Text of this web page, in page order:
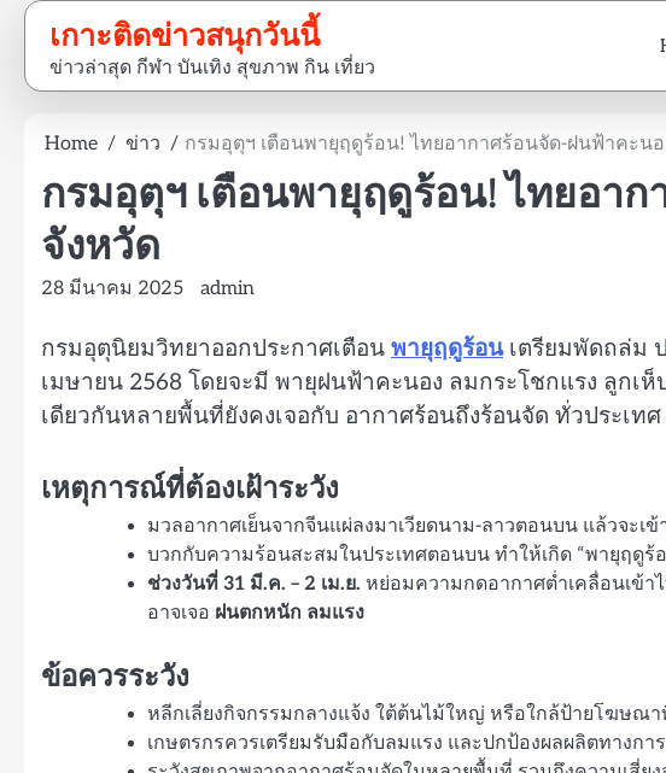
Skip
content
เกาะติดข่าวสนุกวันนี้
ข่าวล่าสุด กีฬา บันเทิง สุขภาพ กิน เที่ยว
Home ข่าว กรมอุตุฯ เตือนพายุฤดูร้อน! ไทยอากาศร้อนจัด-ฝนฟ้าคะนอ
กรมอุตุฯ เตือนพายุฤดูร้อน! ไทยอา
จังหวัด
28 มีนาคม 2025 admin
กรมอุตุนิยมวิทยาออกประกาศเตือน พายุฤดูร้อนเตรียมพัดถล่ม
เมษายน 2568 โดยจะมี พายุฝนฟ้าคะนอง ลมกระโชกแรง ลูก
เดียวกันหลายพื้นที่ยังคงเจอกับ อากาศร้อนถึงร้อนจัด ทั่วประเทศ
เหตุการณ์ที่ต้องเฝ้าระวัง
มวลอากาศเย็นจากจีนแผ่ลงมาเวียดนาม-ลาวตอนบน แล้วจะเ
บวกกับความร้อนสะสมในประเทศตอนบน ทำให้เกิด “พายุฤดูร้
ช่วงวันที่ 31 มี.ค. – 2 เม.ย. หย่อมความกดอากาศต่ำเคลื่อนเข้า
อาจเจอ ฝนตกหนัก ลมแรง
ข้อควรระวัง
หลีกเลี่ยงกิจกรรมกลางแจ้ง ใต้ต้นไม้ใหญ่ หรือใกล้ป้ายโฆษณ
เกษตรกรควรเตรียมรับมือกับลมแรง และปกป้องผลผลิตทางกา